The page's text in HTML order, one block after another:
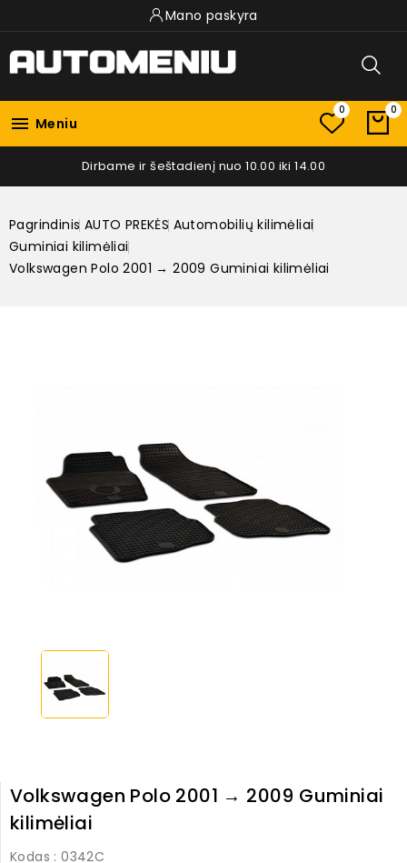
Mano paskyra
 Meniu
0 0
Dirbame ir šeštadienį nuo 10.00 iki 14.00
Pagrindinis AUTO PREKĖS Automobilių kilimėliai
Guminiai kilimėliai
Volkswagen Polo 2001 → 2009 Guminiai kilimėliai
Volkswagen Polo 2001 → 2009 Guminiai
kilimėliai
Kodas : 0342C